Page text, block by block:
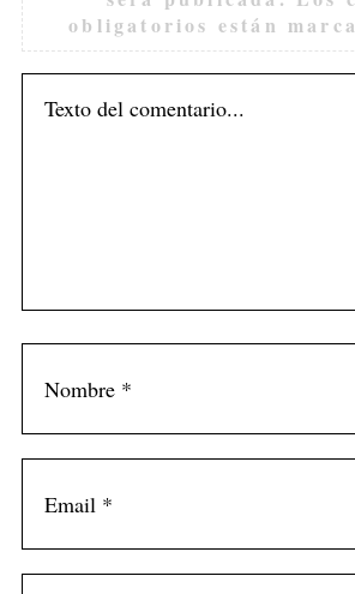
obligatorios están